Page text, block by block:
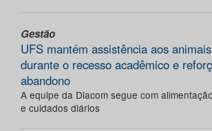
Gestão
UFS mantém assistência aos
durante o recesso acadêmico e
abandono
A equipe da Diacom segue com
e cuidados diários